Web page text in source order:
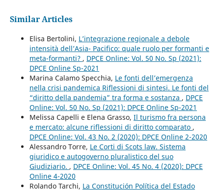
Similar Articles
Elisa Bertolini, L’integrazione regionale a debole
intensità dell’Asia- Pacifico: quale ruolo per formanti e
meta-formanti? , DPCE Online: Vol. 50 No. Sp (2021):
DPCE Online Sp-2021
Marina Calamo Specchia, Le fonti dell’emergenza
nella crisi pandemica Riflessioni di sintesi. Le fonti del
“diritto della pandemia” tra forma e sostanza , DPCE
Online: Vol. 50 No. Sp (2021): DPCE Online Sp-2021
Melissa Capelli e Elena Grasso, Il turismo fra persona
e mercato: alcune riflessioni di diritto comparato ,
DPCE Online: Vol. 43 No. 2 (2020): DPCE Online 2-2020
Alessandro Torre, Le Corti di Scots law. Sistema
giuridico e autogoverno pluralistico del suo
Giudiziario. , DPCE Online: Vol. 45 No. 4 (2020): DPCE
Online 4-2020
Rolando Tarchi, La Constitución Política del Estado